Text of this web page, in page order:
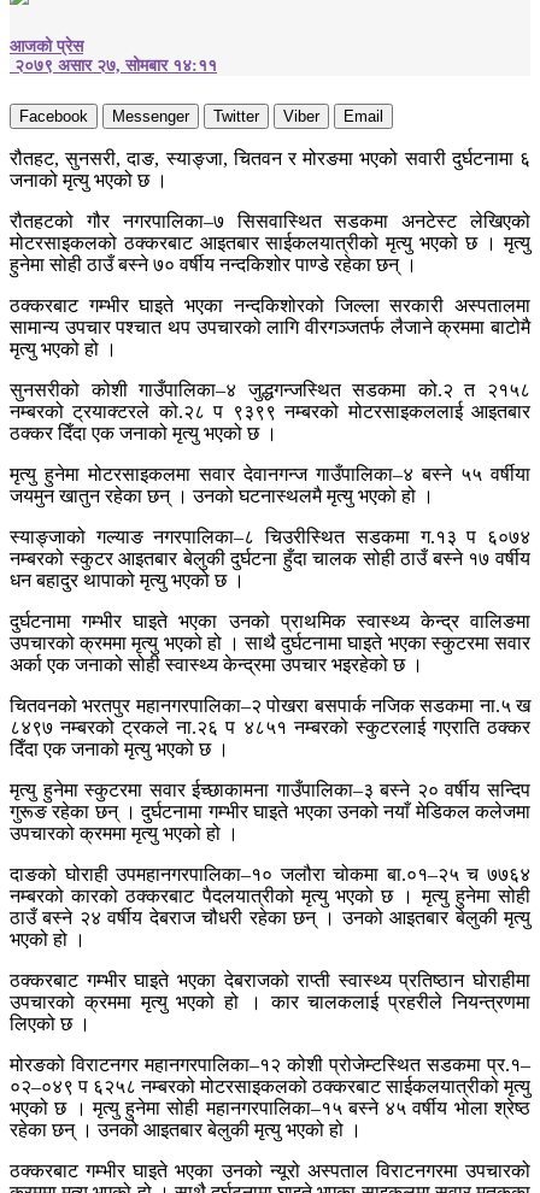
आजको प्रेस
२०७९ असार २७, सोमबार १४:११
Facebook Messenger Twitter Viber Email
रौतहट, सुनसरी, दाङ, स्याङ्जा, चितवन र मोरङमा भएको सवारी दुर्घटनामा ६
जनाको मृत्यु भएको छ ।
रौतहटको गौर नगरपालिका–७ सिसवास्थित सडकमा अनटेस्ट लेखिएको
मोटरसाइकलको ठक्करबाट आइतबार साईकलयात्रीको मृत्यु भएको छ । मृत्यु
हुनेमा सोही ठाउँ बस्ने ७० वर्षीय नन्दकिशोर पाण्डे रहेका छन् ।
ठक्करबाट गम्भीर घाइते भएका नन्दकिशोरको जिल्ला सरकारी अस्पतालमा
सामान्य उपचार पश्चात थप उपचारको लागि वीरगञ्जतर्फ लैजाने क्रममा बाटोमै
मृत्यु भएको हो ।
सुनसरीको कोशी गाउँपालिका–४ जुद्धगन्जस्थित सडकमा को.२ त २१५८
नम्बरको ट्रयाक्टरले को.२८ प ९३९९ नम्बरको मोटरसाइकललाई आइतबार
ठक्कर दिँदा एक जनाको मृत्यु भएको छ ।
मृत्यु हुनेमा मोटरसाइकलमा सवार देवानगन्ज गाउँपालिका–४ बस्ने ५५ वर्षीया
जयमुन खातुन रहेका छन् । उनको घटनास्थलमै मृत्यु भएको हो ।
स्याङ्जाको गल्याङ नगरपालिका–८ चिउरीस्थित सडकमा ग.१३ प ६०७४
नम्बरको स्कुटर आइतबार बेलुकी दुर्घटना हुँदा चालक सोही ठाउँ बस्ने १७ वर्षीय
धन बहादुर थापाको मृत्यु भएको छ ।
दुर्घटनामा गम्भीर घाइते भएका उनको प्राथमिक स्वास्थ्य केन्द्र वालिङमा
उपचारको क्रममा मृत्यु भएको हो । साथै दुर्घटनामा घाइते भएका स्कुटरमा सवार
अर्का एक जनाको सोही स्वास्थ्य केन्द्रमा उपचार भइरहेको छ ।
चितवनको भरतपुर महानगरपालिका–२ पोखरा बसपार्क नजिक सडकमा ना.५ ख
८४९७ नम्बरको ट्रकले ना.२६ प ४८५१ नम्बरको स्कुटरलाई गएराति ठक्कर
दिँदा एक जनाको मृत्यु भएको छ ।
मृत्यु हुनेमा स्कुटरमा सवार ईच्छाकामना गाउँपालिका–३ बस्ने २० वर्षीय सन्दिप
गुरूङ रहेका छन् । दुर्घटनामा गम्भीर घाइते भएका उनको नयाँ मेडिकल कलेजमा
उपचारको क्रममा मृत्यु भएको हो ।
दाङको घोराही उपमहानगरपालिका–१० जलौरा चोकमा बा.०१–२५ च ७७६४
नम्बरको कारको ठक्करबाट पैदलयात्रीको मृत्यु भएको छ । मृत्यु हुनेमा सोही
ठाउँ बस्ने २४ वर्षीय देबराज चौधरी रहेका छन् । उनको आइतबार बेलुकी मृत्यु
भएको हो ।
ठक्करबाट गम्भीर घाइते भएका देबराजको राप्ती स्वास्थ्य प्रतिष्ठान घोराहीमा
उपचारको क्रममा मृत्यु भएको हो । कार चालकलाई प्रहरीले नियन्त्रणमा
लिएको छ ।
मोरङको विराटनगर महानगरपालिका–१२ कोशी प्रोजेम्टस्थित सडकमा प्र.१–
०२–०४९ प ६२५८ नम्बरको मोटरसाइकलको ठक्करबाट साईकलयात्रीको मृत्यु
भएको छ । मृत्यु हुनेमा सोही महानगरपालिका–१५ बस्ने ४५ वर्षीय भोला श्रेष्ठ
रहेका छन् । उनको आइतबार बेलुकी मृत्यु भएको हो ।
ठक्करबाट गम्भीर घाइते भएका उनको न्यूरो अस्पताल विराटनगरमा उपचारको